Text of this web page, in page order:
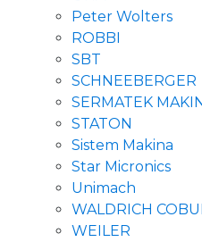
Peter Wolters
ROBBI
SBT
SCHNEEBERGER
SERMATEK
STATON
Sistem Makina
Star Micronics
Unimach
WALDRICH
WEILER